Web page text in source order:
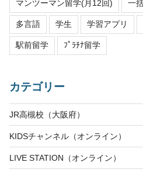
マンツーマン留学(月12回) 一
多言語 学生 学習アプリ
駅前留学 ﾌﾟﾗﾁﾅ留学
カテゴリー
JR高槻校（大阪府）
KIDSチャンネル（オンライン）
LIVE STATION（オンライン）